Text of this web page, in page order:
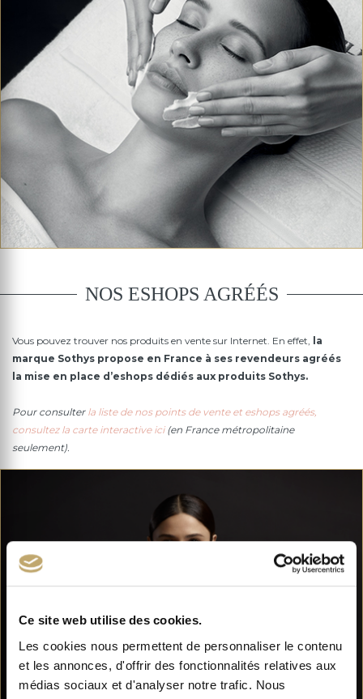
Ce site web utilise des cookies.
Les cookies nous permettent de personnaliser le contenu
et les annonces, d'offrir des fonctionnalités relatives aux
médias sociaux et d'analyser notre trafic. Nous
NOS ESHOPS AGRÉÉS
Vous pouvez trouver nos produits en vente sur Internet. En effet, la
marque Sothys propose en France à ses revendeurs agréés
la mise en place d’eshops dédiés aux produits Sothys.
Pour consulterla liste de nos points de vente et eshops agréés,
consultez la carte interactive ici(en France métropolitaine
seulement).